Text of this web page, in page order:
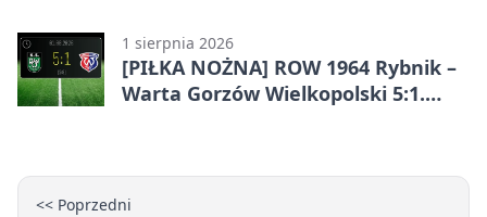
1 sierpnia 2026
[PIŁKA NOŻNA] ROW 1964 Rybnik –
Warta Gorzów Wielkopolski 5:1.
<< Poprzedni